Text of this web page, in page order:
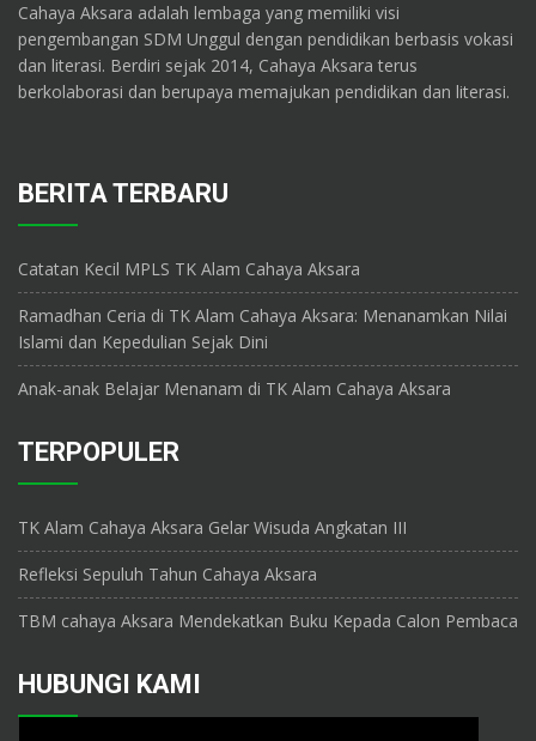
Cahaya Aksara adalah lembaga yang memiliki visi
pengembangan SDM Unggul dengan pendidikan berbasis vokasi
dan literasi. Berdiri sejak 2014, Cahaya Aksara terus
berkolaborasi dan berupaya memajukan pendidikan dan literasi.
BERITA TERBARU
Catatan Kecil MPLS TK Alam Cahaya Aksara
Ramadhan Ceria di TK Alam Cahaya Aksara: Menanamkan Nilai
Islami dan Kepedulian Sejak Dini
Anak-anak Belajar Menanam di TK Alam Cahaya Aksara
TERPOPULER
TK Alam Cahaya Aksara Gelar Wisuda Angkatan III
Refleksi Sepuluh Tahun Cahaya Aksara
TBM cahaya Aksara Mendekatkan Buku Kepada Calon Pembaca
HUBUNGI KAMI